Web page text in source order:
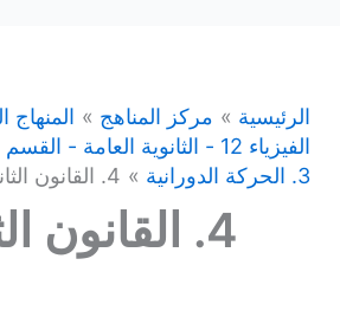
الرئيسية مركز المناهج
المنهاج
الفيزياء 12 - الثانوية العامة - القسم العلمي - المنهاج الفلسطيني
3. الحركة الدورانية
4. القانون الثاني لنيوتن في الحركة الدورانية
4. القانون